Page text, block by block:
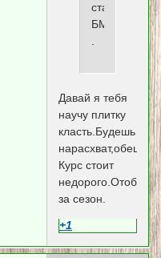
старой
БМВ.
.
Давай я тебя
научу плитку
класть.Будешь
нарасхват,обещаю.
Курс стоит
за сезон.
+1